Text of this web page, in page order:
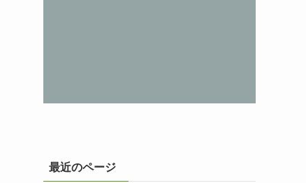
最近のページ